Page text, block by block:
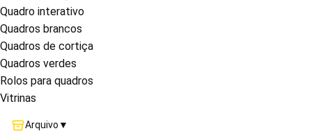
Quadro interativo
Quadros brancos
Quadros de cortiça
Quadros verdes
Rolos para quadros
Vitrinas
Arquivo ▼